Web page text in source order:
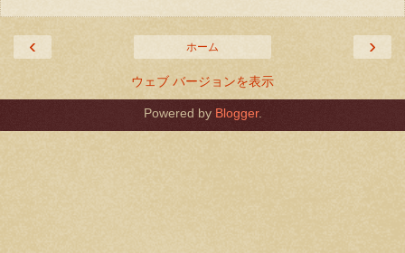
‹ ›
ホーム
ウェブ バージョンを表示
Powered by Blogger.